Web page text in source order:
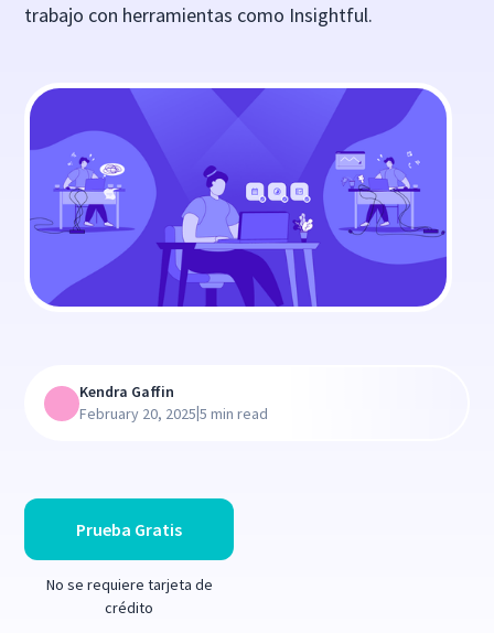
trabajo con herramientas como Insightful.
Prueba Gratis
No se requiere tarjeta de
crédito
Kendra Gaffin
February 20, 2025|5 min read